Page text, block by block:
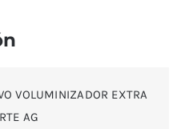
VOLUMINIZADOR EXTRA
AG